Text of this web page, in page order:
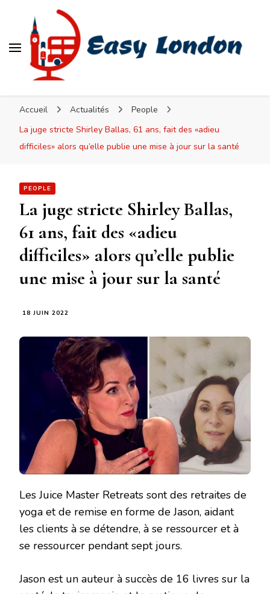
Accueil Actualités
People
La juge stricte Shirley Ballas, 61 ans, fait des «adieu
difficiles» alors qu’elle publie une mise à jour sur la santé
PEOPLE
La juge stricte Shirley Ballas,
61 ans, fait des «adieu
difficiles» alors qu’elle publie
une mise à jour sur la santé
18 JUIN 2022
Les Juice Master Retreats sont des retraites de
yoga et de remise en forme de Jason, aidant
les clients à se détendre, à se ressourcer et à
se ressourcer pendant sept jours.
Jason est un auteur à succès de 16 livres sur la